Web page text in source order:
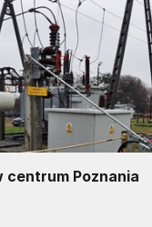
centrum Poznania